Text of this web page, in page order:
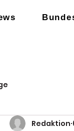
Redaktion